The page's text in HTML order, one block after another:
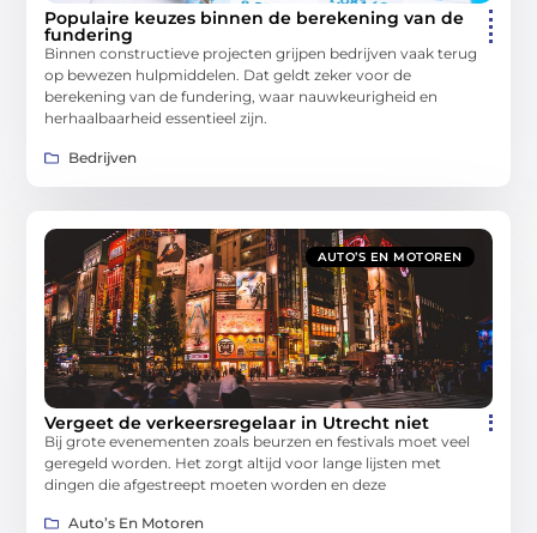
Populaire keuzes binnen de berekening van de
fundering
Binnen constructieve projecten grijpen bedrijven vaak terug
op bewezen hulpmiddelen. Dat geldt zeker voor de
berekening van de fundering, waar nauwkeurigheid en
herhaalbaarheid essentieel zijn.
Bedrijven
AUTO’S EN MOTOREN
Vergeet de verkeersregelaar in Utrecht niet
Bij grote evenementen zoals beurzen en festivals moet veel
geregeld worden. Het zorgt altijd voor lange lijsten met
dingen die afgestreept moeten worden en deze
Auto’s En Motoren